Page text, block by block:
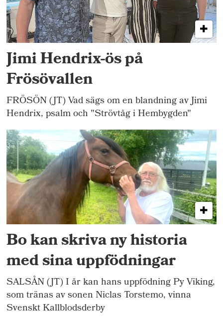
Jimi Hendrix-ös på
Frösövallen
FRÖSÖN (JT) Vad sägs om en blandning av Jimi
Hendrix, psalm och "Strövtåg i Hembygden"
Bo kan skriva ny historia
med sina uppfödningar
SALSÅN (JT) I år kan hans uppfödning Py Viking,
som tränas av sonen Niclas Torstemo, vinna
Svenskt Kallblodsderby